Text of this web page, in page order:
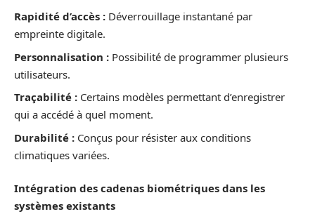
Rapidité d’accès : Déverrouillage instantané par
empreinte digitale.
Personnalisation : Possibilité de programmer plusieurs
utilisateurs.
Traçabilité : Certains modèles permettant d’enregistrer
qui a accédé à quel moment.
Durabilité : Conçus pour résister aux conditions
climatiques variées.
Intégration des cadenas biométriques dans les
systèmes existants